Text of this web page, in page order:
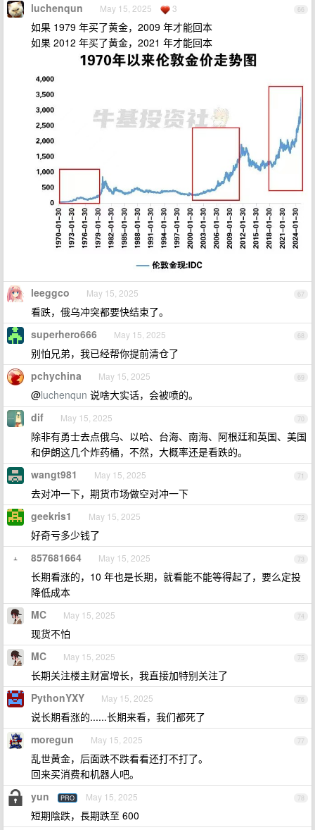
66
luchenqun May 15, 2025 3
如果 1979 年买了黄金，2009 年才能回本
如果 2012 年买了黄金，2021 年才能回本
67
leeggco May 15, 2025
看跌，俄乌冲突都要快结束了。
68
superhero666 May 15, 2025
别怕兄弟，我已经帮你提前清仓了
69
pchychina May 15, 2025
@luchenqun 说啥大实话，会被喷的。
70
dif May 15, 2025
除非有勇士去点俄乌、以哈、台海、南海、阿根廷和英国、美国
和伊朗这几个炸药桶，不然，大概率还是看跌的。
71
wangt981 May 15, 2025
去对冲一下，期货市场做空对冲一下
72
geekris1 May 15, 2025
好奇亏多少钱了
73
857681664 May 15, 2025
长期看涨的，10 年也是长期，就看能不能等得起了，要么定投
降低成本
74
MC May 15, 2025
现货不怕
75
MC May 15, 2025
长期关注楼主财富增长，我直接加特别关注了
76
PythonYXY May 15, 2025
说长期看涨的......长期来看，我们都死了
77
moregun May 15, 2025
乱世黄金，后面跌不跌看看还打不打了。
回来买消费和机器人吧。
78
yun PRO May 15, 2025
短期陰跌，長期跌至 600